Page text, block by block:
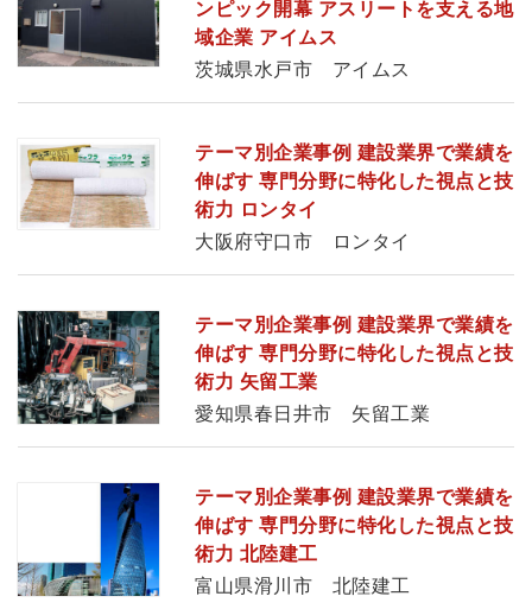
ンピック開幕 アスリートを支える地
域企業 アイムス
茨城県水戸市 アイムス
テーマ別企業事例 建設業界で業績を
伸ばす 専門分野に特化した視点と技
術力 ロンタイ
大阪府守口市 ロンタイ
テーマ別企業事例 建設業界で業績を
伸ばす 専門分野に特化した視点と技
術力 矢留工業
愛知県春日井市 矢留工業
テーマ別企業事例 建設業界で業績を
伸ばす 専門分野に特化した視点と技
術力 北陸建工
富山県滑川市 北陸建工